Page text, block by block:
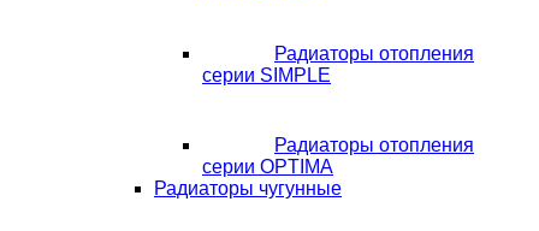
Радиаторы отопления
серии SIMPLE
Радиаторы отопления
серии OPTIMA
Радиаторы чугунные